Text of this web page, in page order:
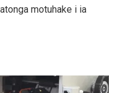
motuhake i ia